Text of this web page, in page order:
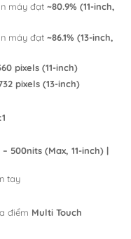
máy đạt~80.9% (11-inch,
máy đạt~86.1% (13-inch,
pixels (11-inch)
pixels (13-inch)
500nits (Max, 11-inch) |
tay
điểm Multi Touch